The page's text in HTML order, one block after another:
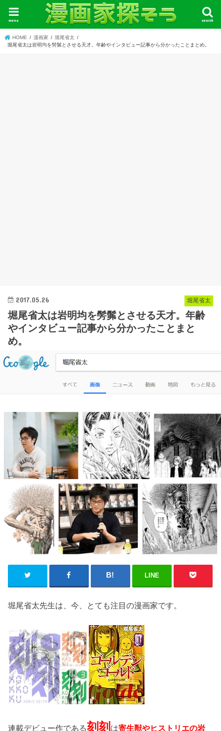
search
menu
HOME 漫画家
堀尾省太
堀尾省太は岩明均を髣髴とさせる天才。年齢やインタビュー記事から分かったことまとめ。
堀尾省太
2017.05.26
堀尾省太は岩明均を髣髴とさせる天才。年齢
やインタビュー記事から分かったことまと
め。
LINE
堀尾省太先生は、今、とても注目の漫画家です。
連載デビュー作である刻刻 は寄生獣やヒストリエの岩